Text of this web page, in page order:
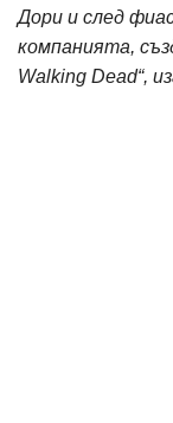
Дори и след
компанията,
Walking Dead“,